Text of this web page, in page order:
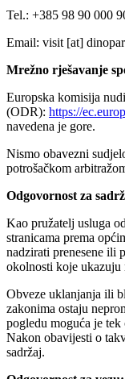
Tel.: +385 98 90 000
Email: visit [at]
Mrežno rješavanje
Europska komisija
(ODR): https://
navedena je gore.
Nismo obavezni
potrošačkom
Odgovornost za
Kao pružatelj usluga
stranicama prema
nadzirati prenesene ili
okolnosti koje ukazuju
Obveze uklanjanja ili
zakonima ostaju
pogledu moguća je
Nakon obavijesti o
sadržaj.